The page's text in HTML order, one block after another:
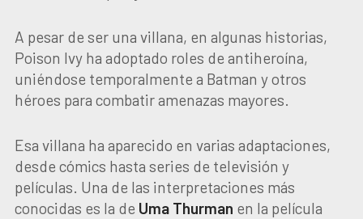
A pesar de ser una villana, en algunas historias,
Poison Ivy ha adoptado roles de antiheroína,
uniéndose temporalmente a Batman y otros
héroes para combatir amenazas mayores.
Esa villana ha aparecido en varias adaptaciones,
desde cómics hasta series de televisión y
películas. Una de las interpretaciones más
conocidas es la de Uma Thurman en la película